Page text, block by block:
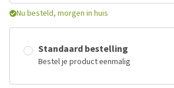
Nu besteld, morgen in huis
Standaard bestelling
Bestel je product eenmalig